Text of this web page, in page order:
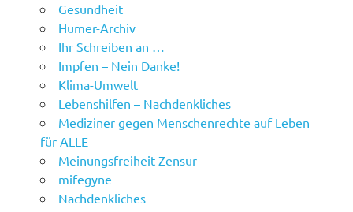
Gesundheit
Humer-Archiv
Ihr Schreiben an …
Impfen – Nein Danke!
Klima-Umwelt
Lebenshilfen – Nachdenkliches
Mediziner gegen Menschenrechte auf Leben
für ALLE
Meinungsfreiheit-Zensur
mifegyne
Nachdenkliches